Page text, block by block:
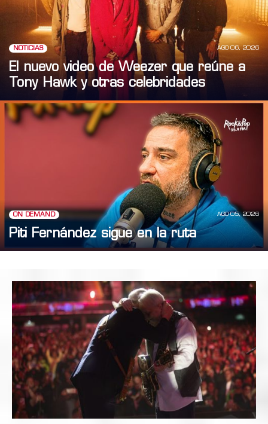
NOTICIAS AGO 06, 2026
El nuevo video de Weezer que reúne a
Tony Hawk y otras celebridades
ON DEMAND AGO 05, 2026
Piti Fernández sigue en la ruta